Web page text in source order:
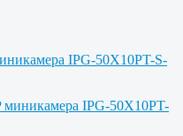
IPG-50X10PT-S-